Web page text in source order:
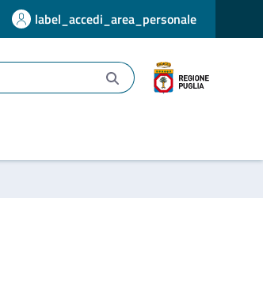
label_accedi_area_personale